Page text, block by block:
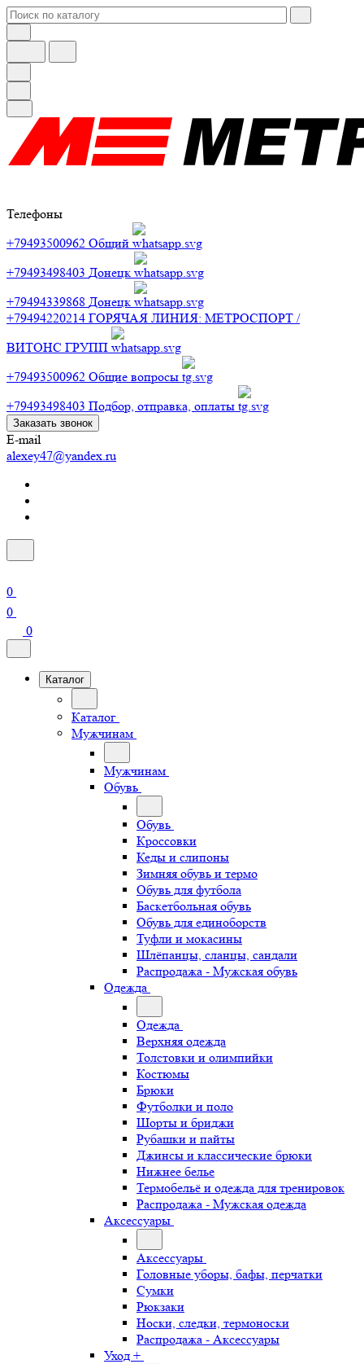
Телефоны
+79493500962 Общий
+79493498403 Донецк
+79494339868 Донецк
+79494220214 ГОРЯЧАЯ ЛИНИЯ: МЕТРОСПОРТ /
ВИТОНС ГРУПП
+79493500962 Общие вопросы
+79493498403 Подбор, отправка, оплаты
Заказать звонок
E-mail
alexey47@yandex.ru
0
0
0
Каталог
Каталог
Мужчинам
Мужчинам
Обувь
Обувь
Кроссовки
Кеды и слипоны
Зимняя обувь и термо
Обувь для футбола
Баскетбольная обувь
Обувь для единоборств
Туфли и мокасины
Шлёпанцы, сланцы, сандали
Распродажа - Мужская обувь
Одежда
Одежда
Верхняя одежда
Толстовки и олимпийки
Костюмы
Брюки
Футболки и поло
Шорты и бриджи
Рубашки и пайты
Джинсы и классические брюки
Нижнее белье
Термобельё и одежда для тренировок
Распродажа - Мужская одежда
Аксессуары
Аксессуары
Головные уборы, бафы, перчатки
Сумки
Рюкзаки
Носки, следки, термоноски
Распродажа - Аксессуары
Уход +